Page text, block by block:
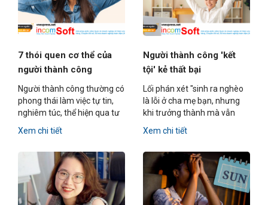
7 thói quen cơ thể của
người thành công
Người thành công thường có
phong thái làm việc tự tin,
nghiêm túc, thể hiện qua tư
thế ngồi thẳng, cười đúng
lúc, nhìn thẳng mắt người
Xem chi tiết
Người thành công 'kết
tội' kẻ thất bại
Lối phán xét "sinh ra nghèo
là lỗi ở cha mẹ bạn, nhưng
khi trưởng thành mà vẫn
nghèo là do bản thân" là rất
thiếu đồng cảm.
Xem chi tiết